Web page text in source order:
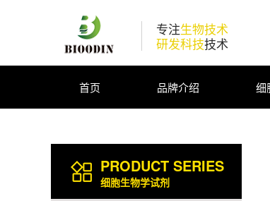
专注生物技术
研发科技技术
首页 品牌介绍 细
PRODUCT SERIES
细胞生物学试剂